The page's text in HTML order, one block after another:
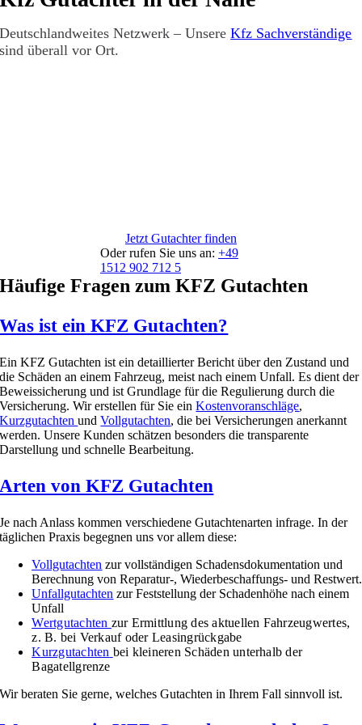
Deutschlandweites Netzwerk – UnsereKfz Sachverständige
sind überall vor Ort.
Jetzt Gutachter finden
Oder rufen Sie uns an: +49
1512 902 712 5
Häufige Fragen zum KFZ Gutachten
Was ist ein KFZ Gutachten?
Ein KFZ Gutachten ist ein detaillierter Bericht über den Zustand und
die Schäden an einem Fahrzeug, meist nach einem Unfall. Es dient der
Beweissicherung und ist Grundlage für die Regulierung durch die
Versicherung. Wir erstellen für Sie einKostenvoranschläge,
KurzgutachtenundVollgutachten, die bei Versicherungen anerkannt
werden. Unsere Kunden schätzen besonders die transparente
Darstellung und schnelle Bearbeitung.
Arten von KFZ Gutachten
Je nach Anlass kommen verschiedene Gutachtenarten infrage. In der
täglichen Praxis begegnen uns vor allem diese:
Vollgutachten zur vollständigen Schadensdokumentation und
Berechnung von Reparatur-, Wiederbeschaffungs- und Restwert.
Unfallgutachten zur Feststellung der Schadenhöhe nach einem
Unfall
Wertgutachten zur Ermittlung des aktuellen Fahrzeugwertes,
z. B. bei Verkauf oder Leasingrückgabe
Kurzgutachten bei kleineren Schäden unterhalb der
Bagatellgrenze
Wir beraten Sie gerne, welches Gutachten in Ihrem Fall sinnvoll ist.